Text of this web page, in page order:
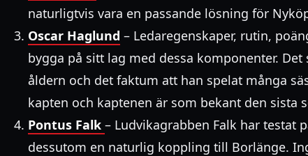
naturligtvis vara en passande lösning för
Oscar Haglund – Ledaregenskaper, rutin,
bygga på sitt lag med dessa komponenter.
åldern och det faktum att han spelat många
kapten och kaptenen är som bekant den sista
Pontus Falk – Ludvikagrabben Falk har testat
dessutom en naturlig koppling till Borlänge.